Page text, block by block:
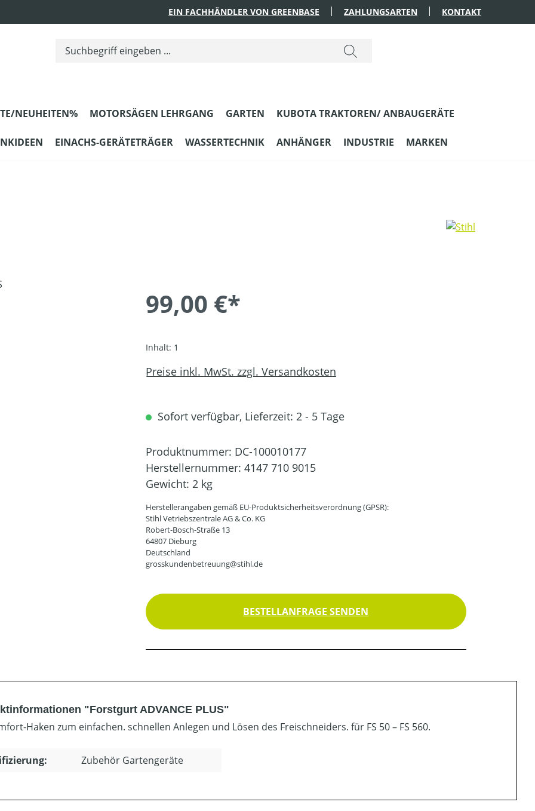
EIN FACHHÄNDLER VON GREENBASE ZAHLUNGSARTEN KONTAKT
NEUHEITEN% MOTORSÄGEN LEHRGANG GARTEN KUBOTA TRAKTOREN/ ANBAUGERÄTE
EINACHS-GERÄTETRÄGER WASSERTECHNIK ANHÄNGER INDUSTRIE MARKEN
99,00 €*
Inhalt: 1
Preise inkl. MwSt. zzgl. Versandkosten
Sofort verfügbar, Lieferzeit: 2 - 5 Tage
Produktnummer: DC-100010177
Herstellernummer: 4147 710 9015
Gewicht: 2 kg
Herstellerangaben gemäß EU-Produktsicherheitsverordnung (GPSR):
Stihl Vetriebszentrale AG & Co. KG
Robert-Bosch-Straße 13
64807 Dieburg
Deutschland
grosskundenbetreuung@stihl.de
BESTELLANFRAGE SENDEN
"Forstgurt ADVANCE PLUS"
Haken zum einfachen. schnellen Anlegen und Lösen des Freischneiders. für FS 50 – FS 560.
Zubehör Gartengeräte